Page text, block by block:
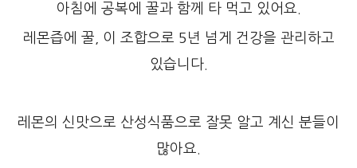
아침에 공복에 꿀과 함께 타 먹고 있어요.
레몬즙에 꿀, 이 조합으로 5년 넘게 건강을 관리하고
있습니다.
레몬의 신맛으로 산성식품으로 잘못 알고 계신 분들이
많아요.